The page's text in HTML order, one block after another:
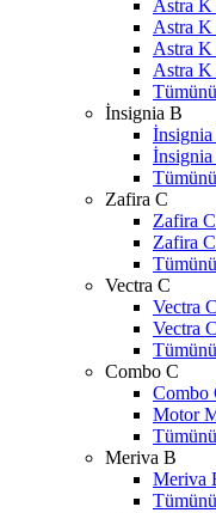
Astra K
Astra K
Astra K
Astra K
İnsignia B
Zafira C
Zafira
Zafira
Vectra C
Vectra
Vectra
Combo C
Combo
Motor
Meriva B
Meriva